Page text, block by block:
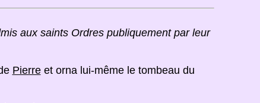
aux saints Ordres publiquement par leur
Pierreet orna lui-même le tombeau du